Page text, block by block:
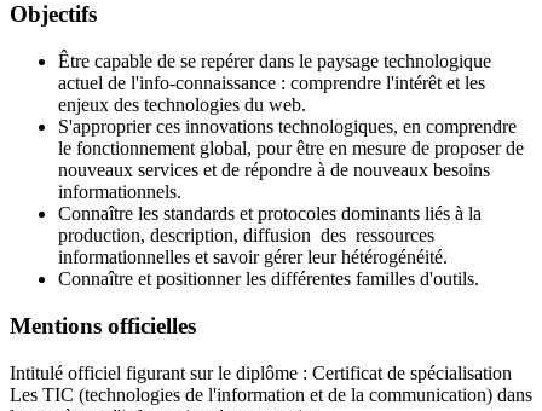
Objectifs
Être capable de se repérer dans le paysage technologique
actuel de l'info-connaissance : comprendre l'intérêt et les
enjeux des technologies du web.
S'approprier ces innovations technologiques, en comprendre
le fonctionnement global, pour être en mesure de proposer de
nouveaux services et de répondre à de nouveaux besoins
informationnels.
Connaître les standards et protocoles dominants liés à la
production, description, diffusion des ressources
informationnelles et savoir gérer leur hétérogénéité.
Connaître et positionner les différentes familles d'outils.
Mentions officielles
Intitulé officiel figurant sur le diplôme : Certificat de spécialisation
Les TIC (technologies de l'information et de la communication) dans